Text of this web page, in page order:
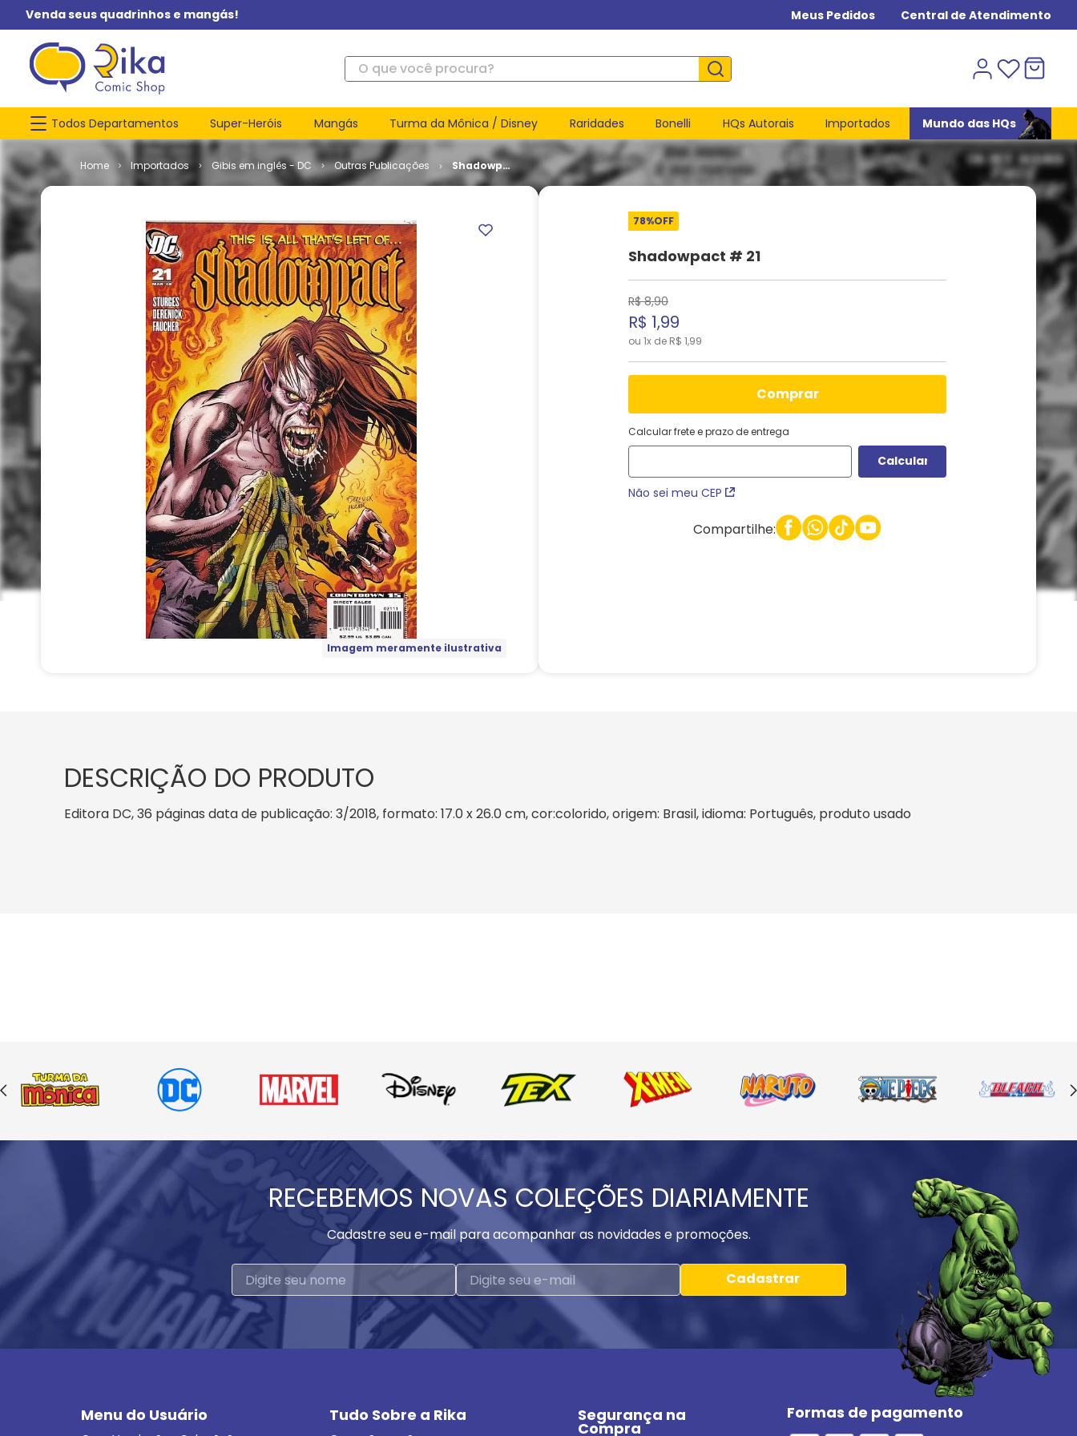
Venda seus quadrinhos e mangás! Meus Pedidos Central de Atendimento
O que você procura?
Todos Departamentos Super-Heróis Mangás Turma da Mônica / Disney Raridades Bonelli HQs Autorais Importados Mundo das HQs
Importados Gibis em inglês - DC Outras Publicações
Shadowpact
# 21
Imagem meramente ilustrativa
78%OFF
Shadowpact # 21
R$ 8,90
R$ 1,99
ou 1x de R$ 1,99
comprar
Calcular frete e prazo de entrega
Não sei meu CEP
Compartilhe:
DESCRIÇÃO DO PRODUTO
Editora DC, 36 páginas data de publicação: 3/2018, formato: 17.0 x 26.0 cm, cor:colorido, origem: Brasil, idioma: Português, produto usado
RECEBEMOS NOVAS COLEÇÕES DIARIAMENTE
Cadastre seu e-mail para acompanhar as novidades e promoções.
Cadastrar
Menu do Usuário Tudo Sobre a Rika Segurança na
Compra
Formas de pagamento